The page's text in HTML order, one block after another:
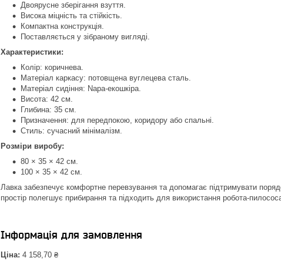
Двоярусне зберігання взуття.
Висока міцність та стійкість.
Компактна конструкція.
Поставляється у зібраному вигляді.
Характеристики:
Колір: коричнева.
Матеріал каркасу: потовщена вуглецева сталь.
Матеріал сидіння: Napa-екошкіра.
Висота: 42 см.
Глибина: 35 см.
Призначення: для передпокою, коридору або спальні.
Стиль: сучасний мінімалізм.
Розміри виробу:
80 × 35 × 42 см.
100 × 35 × 42 см.
Лавка забезпечує комфортне перевзування та допомагає підтримувати
простір полегшує прибирання та підходить для використання робота-
Інформація для замовлення
Ціна: 4 158,70 ₴